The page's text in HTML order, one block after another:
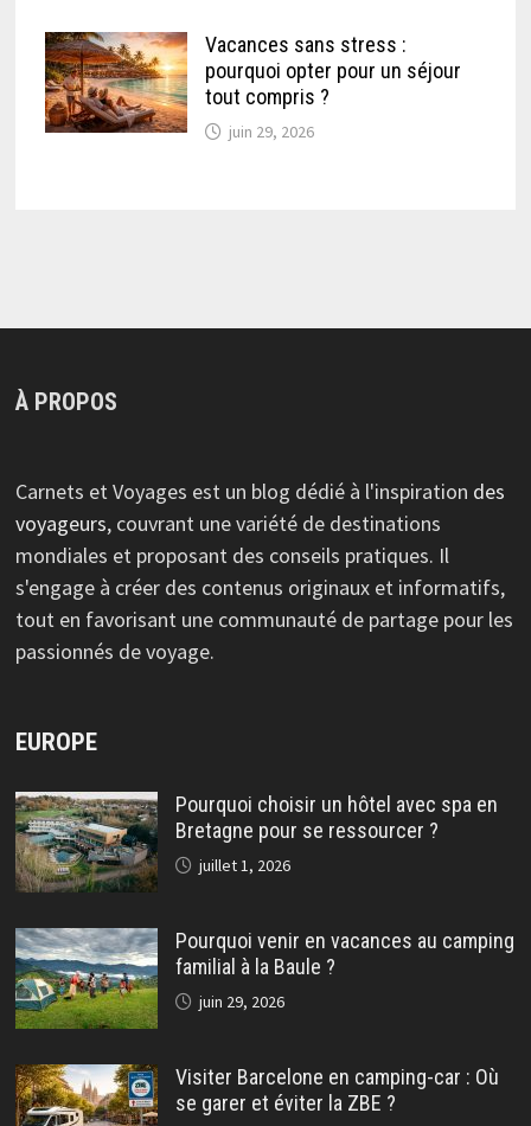
Vacances sans stress :
pourquoi opter pour un séjour
tout compris ?
juin 29, 2026
À PROPOS
Carnets et Voyages est un blog dédié à l'inspiration des
voyageurs, couvrant une variété de destinations
mondiales et proposant des conseils pratiques. Il
s'engage à créer des contenus originaux et informatifs,
tout en favorisant une communauté de partage pour les
passionnés de voyage.
EUROPE
Pourquoi choisir un hôtel avec spa en
Bretagne pour se ressourcer ?
juillet 1, 2026
Pourquoi venir en vacances au camping
familial à la Baule ?
juin 29, 2026
Visiter Barcelone en camping-car : Où
se garer et éviter la ZBE ?